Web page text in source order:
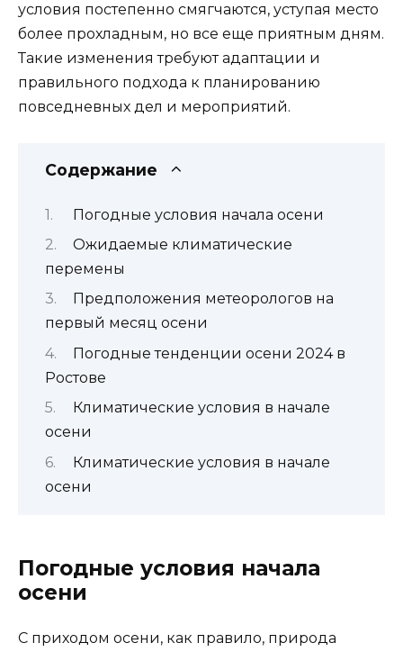
условия постепенно смягчаются, уступая место
более прохладным, но все еще приятным дням.
Такие изменения требуют адаптации и
правильного подхода к планированию
повседневных дел и мероприятий.
Содержание
Погодные условия начала осени
Ожидаемые климатические
перемены
Предположения метеорологов на
первый месяц осени
Погодные тенденции осени 2024 в
Ростове
Климатические условия в начале
осени
Климатические условия в начале
осени
Погодные условия начала
осени
С приходом осени, как правило, природа